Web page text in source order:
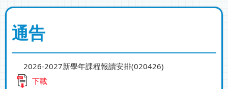
通告
2026-2027新學年課程報讀安排(020426)
下載